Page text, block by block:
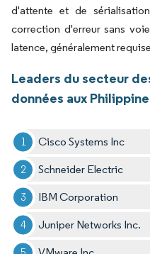
d'attente et de
correction d'erreur sans
latence, généralement
Leaders du secteur
données aux
Cisco Systems Inc
Schneider Electric
IBM Corporation
Juniper Networks Inc.